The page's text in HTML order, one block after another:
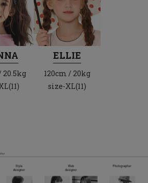
20.5kg
ELLIE
120cm / 20kg
size-XL(11)